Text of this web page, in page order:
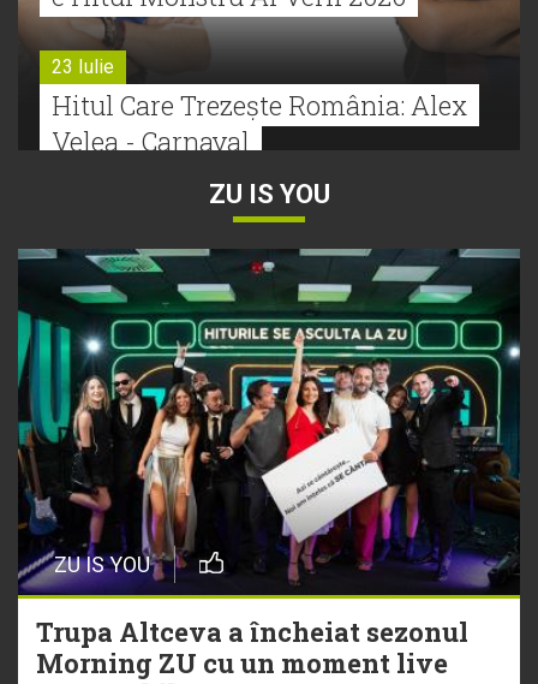
23 Iulie
Hitul Care Trezește România: Alex
Velea - Carnaval
Bătălie strânsă la Hitul Monstru Al
Verii: Cabron versus Faydee
21 Iulie
Dă volumul mai tare! Cabron vine
cu Hitul Monstru al Verii
20 Iulie
Episod nou | Muzica Aia x DJ
Christian Thomson
20 Iulie
ZU IS YOU
ZU IS YOU
Trupa Altceva a încheiat sezonul
Morning ZU cu un moment live